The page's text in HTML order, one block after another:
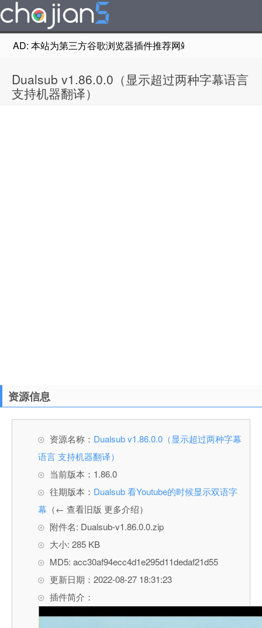
AD: 本站为第三方谷歌浏览器插件推荐网站，非Google
Dualsub v1.86.0.0（显示超过两种字幕语言
支持机器翻译）
资源信息
资源名称： Dualsub v1.86.0.0（显示超过两种字幕
语言 支持机器翻译）
当前版本：1.86.0
往期版本： Dualsub 看Youtube的时候显示双语字
幕 （← 查看旧版 更多介绍）
附件名: Dualsub-v1.86.0.0.zip
大小: 285 KB
MD5: acc30af94ecc4d1e295d11dedaf21d55
更新日期：2022-08-27 18:31:23
插件简介：